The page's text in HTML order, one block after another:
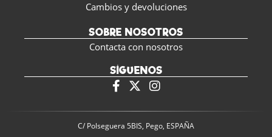
Cambios y devoluciones
SOBRE NOSOTROS
Contacta con nosotros
SÍGUENOS
C/ Polseguera 5BIS, Pego, ESPAÑA